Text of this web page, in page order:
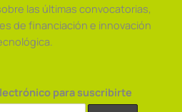
las últimas convocatorias,
de financiación e innovación
para suscribirte